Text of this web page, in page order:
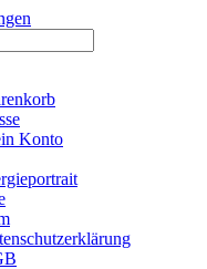
Konto